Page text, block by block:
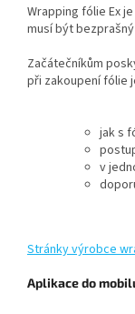
Wrapping fólie Ex
musí být
Začátečníkům
při zakoupení fólie
jak s
v
Stránky výrobce
Aplikace do